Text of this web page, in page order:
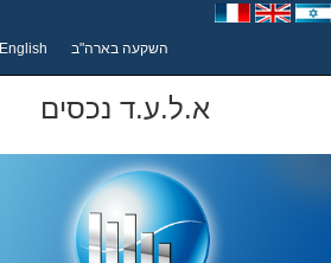
English השקעה בארה"ב
א.ל.ע.ד נכסים